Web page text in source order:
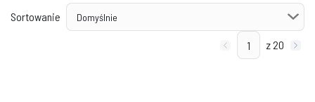
Sortowanie
z 20